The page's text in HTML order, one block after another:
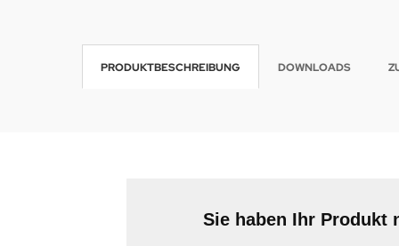
PRODUKTBESCHREIBUNG DOWNLOADS
Sie haben Ihr Produkt